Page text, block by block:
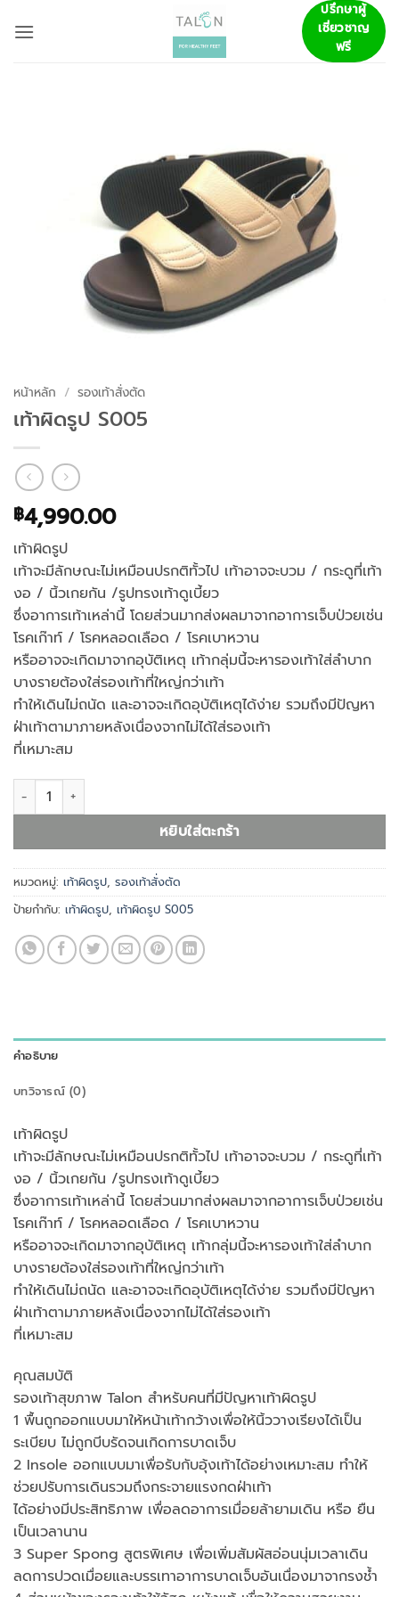
ปรึกษาผู้
เชี่ยวชาญ
ฟรี
หน้าหลัก / รองเท้าสั่งตัด
เท้าผิดรูป S005
฿4,990.00
เท้าผิดรูป
เท้าจะมีลักษณะไม่เหมือนปรกติทั้วไป เท้าอาจจะบวม / กระดูที่เท้า
งอ / นิ้วเกยกัน /รูปทรงเท้าดูเบี้ยว
ซึ่งอาการเท้าเหล่านี้ โดยส่วนมากส่งผลมาจากอาการเจ็บป่วยเช่น
โรคเก๊าท์ / โรคหลอดเลือด / โรคเบาหวาน
หรืออาจจะเกิดมาจากอุบัติเหตุ เท้ากลุ่มนี้จะหารองเท้าใส่ลำบาก
บางรายต้องใส่รองเท้าที่ใหญ่กว่าเท้า
ทำให้เดินไม่ถนัด และอาจจะเกิดอุบัติเหตุได้ง่าย รวมถึงมีปัญหา
ฝ่าเท้าตามาภายหลังเนื่องจากไม่ได้ใส่รองเท้า
ที่เหมาะสม
จำนวน เท้าผิดรูป S005 ชิ้น
หยิบใส่ตะกร้า
หมวดหมู่: เท้าผิดรูป, รองเท้าสั่งตัด
ป้ายกำกับ: เท้าผิดรูป, เท้าผิดรูป S005
คำอธิบาย
บทวิจารณ์ (0)
เท้าผิดรูป
เท้าจะมีลักษณะไม่เหมือนปรกติทั้วไป เท้าอาจจะบวม / กระดูที่เท้า
งอ / นิ้วเกยกัน /รูปทรงเท้าดูเบี้ยว
ซึ่งอาการเท้าเหล่านี้ โดยส่วนมากส่งผลมาจากอาการเจ็บป่วยเช่น
โรคเก๊าท์ / โรคหลอดเลือด / โรคเบาหวาน
หรืออาจจะเกิดมาจากอุบัติเหตุ เท้ากลุ่มนี้จะหารองเท้าใส่ลำบาก
บางรายต้องใส่รองเท้าที่ใหญ่กว่าเท้า
ทำให้เดินไม่ถนัด และอาจจะเกิดอุบัติเหตุได้ง่าย รวมถึงมีปัญหา
ฝ่าเท้าตามาภายหลังเนื่องจากไม่ได้ใส่รองเท้า
ที่เหมาะสม
คุณสมบัติ
รองเท้าสุขภาพ Talon สำหรับคนที่มีปัญหาเท้าผิดรูป
1 พื้นถูกออกแบบมาให้หน้าเท้ากว้างเพื่อให้นิ้ววางเรียงได้เป็น
ระเบียบ ไม่ถูกบีบรัดจนเกิดการบาดเจ็บ
2 Insole ออกแบบมาเพื่อรับกับอุ้งเท้าได้อย่างเหมาะสม ทำให้
ช่วยปรับการเดินรวมถึงกระจายแรงกดฝ่าเท้า
ได้อย่างมีประสิทธิภาพ เพื่อลดอาการเมื่อยล้ายามเดิน หรือ ยืน
เป็นเวลานาน
3 Super Spong สูตรพิเศษ เพื่อเพิ่มสัมผัสอ่อนนุ่มเวลาเดิน
ลดการปวดเมื่อยและบรรเทาอาการบาดเจ็บอันเนื่องมาจากรงช้ำ